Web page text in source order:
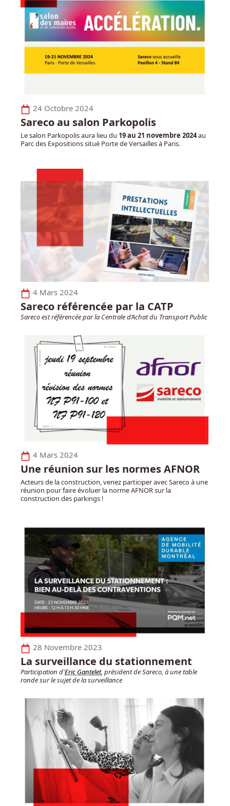
24 Octobre 2024
Sareco au salon Parkopolis
Le salon Parkopolis aura lieu du 19 au 21 novembre 2024au
Parc des Expositions situé Porte de Versailles à Paris.
4 Mars 2024
Sareco référencée par la CATP
Sareco est référencée par la Centrale d’Achat du Transport Public
4 Mars 2024
Une réunion sur les normes AFNOR
Acteurs de la construction, venez participer avec Sareco à une
réunion pour faire évoluer la norme AFNOR sur la
construction des parkings !
28 Novembre 2023
La surveillance du stationnement
Participation d'Eric Gantelet, président de Sareco, à une table
ronde sur le sujet de la surveillance